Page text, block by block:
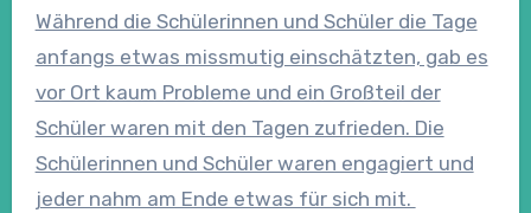
Während die Schülerinnen und Schüler die Tage
anfangs etwas missmutig einschätzten, gab es
vor Ort kaum Probleme und ein Großteil der
Schüler waren mit den Tagen zufrieden. Die
Schülerinnen und Schüler waren engagiert und
jeder nahm am Ende etwas für sich mit.